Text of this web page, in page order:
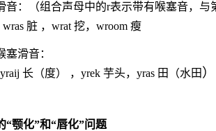
音：（组合声母中的r表示带有喉塞音，与
wras 脏 ，wrat 挖，wroom 瘦
塞滑音：
yraij 长（度） ，yrek 芋头，yras 田（水田 ）
“颚化”和“唇化”问题